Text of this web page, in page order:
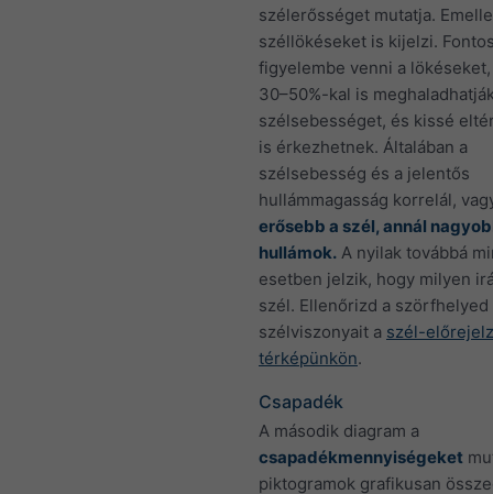
szélerősséget mutatja.
széllökéseket is kijelzi.
figyelembe venni a
30–50%-kal is
szélsebességet, és kissé
is érkezhetnek. Általában a
szélsebesség és a jelentős
hullámmagasság korrelál,
erősebb a szél, annál
hullámok. A nyilak továbbá
esetben jelzik, hogy milyen
szél. Ellenőrizd a szörfhelyed
szélviszonyait a szél-
térképünkön.
Csapadék
A második diagram a
csapadékmennyiségeket
piktogramok grafikusan